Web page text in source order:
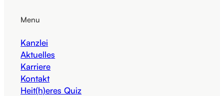
Menu
Kanzlei
Aktuelles
Karriere
Kontakt
Heit(h)eres Quiz